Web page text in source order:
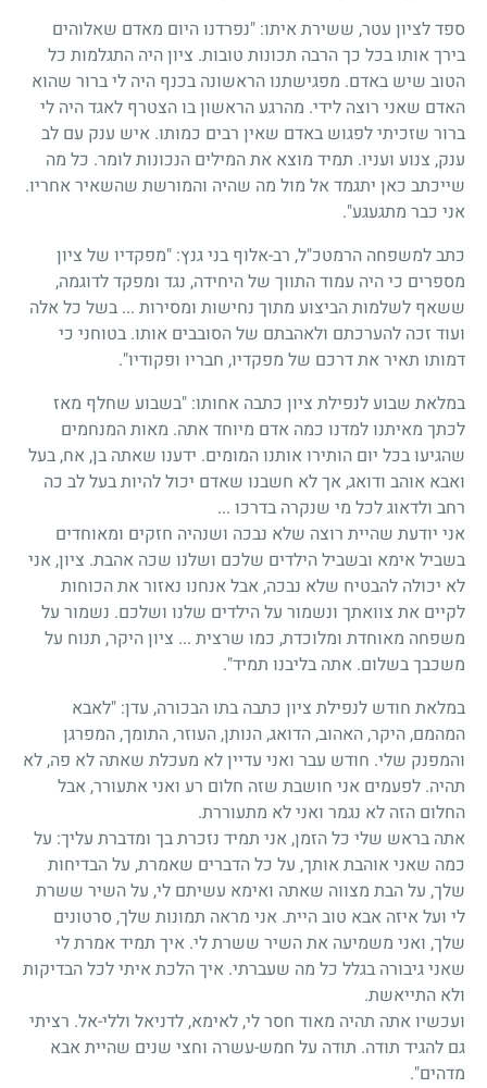
ספד לציון עטר, ששירת איתו: "נפרדנו היום מאדם שאלוהים
בירך אותו בכל כך הרבה תכונות טובות. ציון היה התגלמות כל
הטוב שיש באדם. מפגישתנו הראשונה בכנף היה לי ברור שהוא
האדם שאני רוצה לידי. מהרגע הראשון בו הצטרף לאגד היה לי
ברור שזכיתי לפגוש באדם שאין רבים כמותו. איש ענק עם לב
ענק, צנוע ועניו. תמיד מוצא את המילים הנכונות לומר. כל מה
שייכתב כאן יתגמד אל מול מה שהיה והמורשת שהשאיר אחריו.
אני כבר מתגעגע".
כתב למשפחה הרמטכ"ל, רב-אלוף בני גנץ: "מפקדיו של ציון
מספרים כי היה עמוד התווך של היחידה, נגד ומפקד לדוגמה,
ששאף לשלמות הביצוע מתוך נחישות ומסירות ... בשל כל אלה
ועוד זכה להערכתם ולאהבתם של הסובבים אותו. בטוחני כי
דמותו תאיר את דרכם של מפקדיו, חבריו ופקודיו".
במלאת שבוע לנפילת ציון כתבה אחותו: "בשבוע שחלף מאז
לכתך מאיתנו למדנו כמה אדם מיוחד אתה. מאות המנחמים
שהגיעו בכל יום הותירו אותנו המומים. ידענו שאתה בן, אח, בעל
ואבא אוהב ודואג, אך לא חשבנו שאדם יכול להיות בעל לב כה
רחב ולדאוג לכל מי שנקרה בדרכו ...
אני יודעת שהיית רוצה שלא נבכה ושנהיה חזקים ומאוחדים
בשביל אימא ובשביל הילדים שלכם ושלנו שכה אהבת. ציון, אני
לא יכולה להבטיח שלא נבכה, אבל אנחנו נאזור את הכוחות
לקיים את צוואתך ונשמור על הילדים שלנו ושלכם. נשמור על
משפחה מאוחדת ומלוכדת, כמו שרצית ... ציון היקר, תנוח על
משכבך בשלום. אתה בליבנו תמיד".
במלאת חודש לנפילת ציון כתבה בתו הבכורה, עדן: "לאבא
המהמם, היקר, האהוב, הדואג, הנותן, העוזר, התומך, המפרגן
והמפנק שלי. חודש עבר ואני עדיין לא מעכלת שאתה לא פה, לא
תהיה. לפעמים אני חושבת שזה חלום רע ואני אתעורר, אבל
החלום הזה לא נגמר ואני לא מתעוררת.
אתה בראש שלי כל הזמן, אני תמיד נזכרת בך ומדברת עליך: על
כמה שאני אוהבת אותך, על כל הדברים שאמרת, על הבדיחות
שלך, על הבת מצווה שאתה ואימא עשיתם לי, על השיר ששרת
לי ועל איזה אבא טוב היית. אני מראה תמונות שלך, סרטונים
שלך, ואני משמיעה את השיר ששרת לי. איך תמיד אמרת לי
שאני גיבורה בגלל כל מה שעברתי. איך הלכת איתי לכל הבדיקות
ולא התייאשת.
ועכשיו אתה תהיה מאוד חסר לי, לאימא, לדניאל וללי-אל. רציתי
גם להגיד תודה. תודה על חמש-עשרה וחצי שנים שהיית אבא
מדהים".